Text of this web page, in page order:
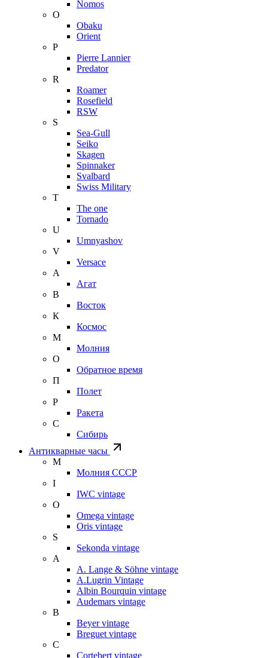
Nomos
O
Obaku
Orient
P
Pierre Lannier
Predator
R
Roamer
Rosefield
RSW
S
Sea-Gull
Seiko
Skagen
Spinnaker
Svalbard
Swiss Military
T
The one
Tornado
U
Umnyashov
V
Versace
А
Агат
В
Восток
К
Космос
М
Молния
О
Обратное время
П
Полет
Р
Ракета
С
Сибирь
Антикварные часы
М
Молния СССР
I
IWC vintage
O
Omega vintage
Oris vintage
S
Sekonda vintage
A
A. Lange & Söhne vintage
A.Lugrin Vintage
Albin Bourquin vintage
Audemars vintage
B
Beyer vintage
Breguet vintage
C
Cortebert vintage